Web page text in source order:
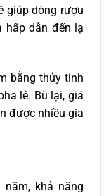
giúp dòng rượu
hấp dẫn đến lạ
bằng thủy tinh
lê. Bù lại, giá
được nhiều gia
khả năng